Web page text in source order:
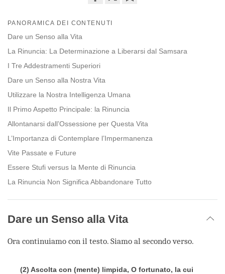
on
PANORAMICA DEI CONTENUTI
Dare un Senso alla Vita
La Rinuncia: La Determinazione a Liberarsi dal Samsara
I Tre Addestramenti Superiori
Dare un Senso alla Nostra Vita
Utilizzare la Nostra Intelligenza Umana
Il Primo Aspetto Principale: la Rinuncia
Allontanarsi dall’Ossessione per Questa Vita
L’Importanza di Contemplare l’Impermanenza
Vite Passate e Future
Essere Stufi versus la Mente di Rinuncia
La Rinuncia Non Significa Abbandonare Tutto
Dare un Senso alla Vita
Ora continuiamo con il testo. Siamo al secondo verso.
(2) Ascolta con (mente) limpida, O fortunato, la cui